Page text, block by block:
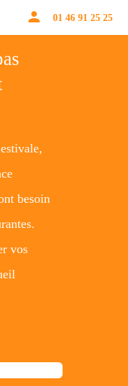
person 01 46 91 25 25
besoin
vos